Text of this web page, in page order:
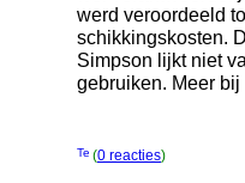
werd veroordeeld
schikkingskosten.
Simpson lijkt niet
gebruiken. Meer bij
(0 reacties)